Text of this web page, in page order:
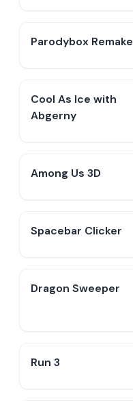
Parodybox Remake
Cool As Ice with
Abgerny
Among Us 3D
Spacebar Clicker
Dragon Sweeper
Run 3